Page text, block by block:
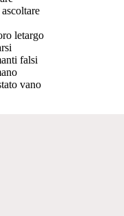
letargo
falsi
vano